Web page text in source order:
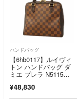
ハンドバッグ
【6hb0117】ルイヴィ
トン ハンドバッグ ダ
ミエ ブレラ N5115
ィース
¥48,830